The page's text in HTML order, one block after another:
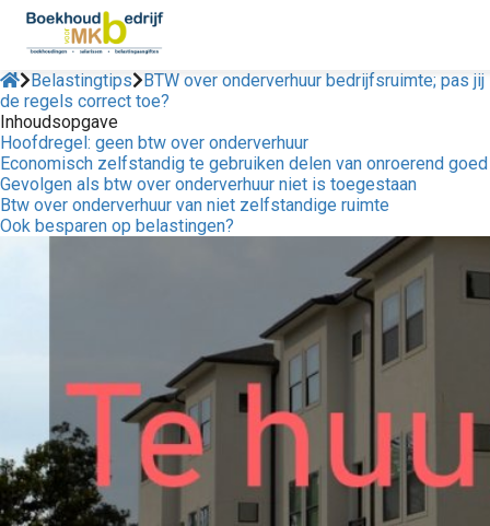
Belastingtips
BTW over onderverhuur bedrijfsruimte; pas jij
de regels correct toe?
Inhoudsopgave
Hoofdregel: geen btw over onderverhuur
Economisch zelfstandig te gebruiken delen van onroerend goed
Gevolgen als btw over onderverhuur niet is toegestaan
Btw over onderverhuur van niet zelfstandige ruimte
Ook besparen op belastingen?